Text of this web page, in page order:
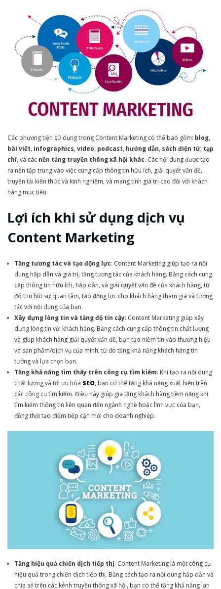
Các phương tiện sử dụng trong Content Marketing có thể bao gồm: blog,
bài viết, infographics, video, podcast, hướng dẫn, sách điện tử, tạp
chí, và các nền tảng truyền thông xã hội khác. Các nội dung được tạo
ra nên tập trung vào việc cung cấp thông tin hữu ích, giải quyết vấn đề,
truyền tải kiến thức và kinh nghiệm, và mang tính giá trị cao đối với khách
hàng mục tiêu.
Lợi ích khi sử dụng dịch vụ
Content Marketing
Tăng tương tác và tạo động lực: Content Marketing giúp tạo ra nội
dung hấp dẫn và giá trị, tăng tương tác của khách hàng. Bằng cách cung
cấp thông tin hữu ích, hấp dẫn, và giải quyết vấn đề của khách hàng, từ
đó thu hút sự quan tâm, tạo động lực cho khách hàng tham gia và tương
tác với nội dung của bạn.
Xây dựng lòng tin và tăng độ tin cậy: Content Marketing giúp xây
dựng lòng tin với khách hàng. Bằng cách cung cấp thông tin chất lượng
và giúp khách hàng giải quyết vấn đề, bạn tạo niềm tin vào thương hiệu
và sản phẩm/dịch vụ của mình, từ đó tăng khả năng khách hàng tin
tưởng và lựa chọn bạn.
Tăng khả năng tìm thấy trên công cụ tìm kiếm: Khi tạo ra nội dung
chất lượng và tối ưu hóa SEO, bạn có thể tăng khả năng xuất hiện trên
các công cụ tìm kiếm. Điều này giúp gia tăng khách hàng tiềm năng khi
tìm kiếm thông tin liên quan đến ngành nghề hoặc lĩnh vực của bạn,
đồng thời tạo điểm tiếp cận mới cho doanh nghiệp.
Tăng hiệu quả chiến dịch tiếp thị: Content Marketing là một công cụ
hiệu quả trong chiến dịch tiếp thị. Bằng cách tạo ra nội dung hấp dẫn và
chia sẻ trên các kênh truyền thông xã hội, bạn có thể tăng khả năng lan